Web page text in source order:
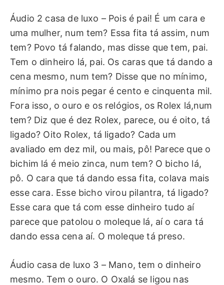
Áudio 2 casa de luxo – Pois é pai! É um cara e
uma mulher, num tem? Essa fita tá assim, num
tem? Povo tá falando, mas disse que tem, pai.
Tem o dinheiro lá, pai. Os caras que tá dando a
cena mesmo, num tem? Disse que no mínimo,
mínimo pra nois pegar é cento e cinquenta mil.
Fora isso, o ouro e os relógios, os Rolex lá,num
tem? Diz que é dez Rolex, parece, ou é oito, tá
ligado? Oito Rolex, tá ligado? Cada um
avaliado em dez mil, ou mais, pô! Parece que o
bichim lá é meio zinca, num tem? O bicho lá,
pô. O cara que tá dando essa fita, colava mais
esse cara. Esse bicho virou pilantra, tá ligado?
Esse cara que tá com esse dinheiro tudo aí
parece que patolou o moleque lá, aí o cara tá
dando essa cena aí. O moleque tá preso.
Áudio casa de luxo 3 – Mano, tem o dinheiro
mesmo. Tem o ouro. O Oxalá se ligou nas